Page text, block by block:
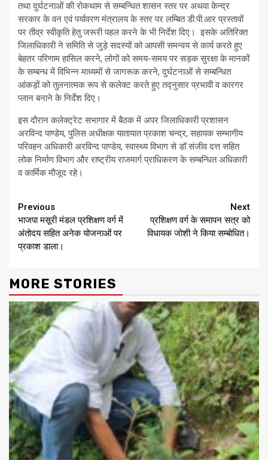
तथा दुर्घटनाओं की रोकथाम से सम्बन्धित शासन स्तर पर अथवा केन्द्र
सरकार के वन एवं पर्यावरण मंत्रालय के स्तर पर लम्बित डी.पी.आर प्रस्तावों
पर तीव्र स्वीकृति हेतु जरूरी पहल करने के भी निर्देश दिए। इसके अतिरिक्त
जिलाधिकारी ने समिति से जुड़े सदस्यों को आपसी समन्वय से कार्य करते हुए
बेहतर परिणाम हासिल करने, लोगों को समय-समय पर सड़क सुरक्षा के मानकों
के सम्बन्ध में विभिन्न माध्यमों से जागरूक करने, दुर्घटनाओं से सम्बन्धित
आंकड़ों को तुलनात्मक रूप से कलेक्ट करते हुए तद्नुसार प्रभावी व कारगर
प्लान बनाने के निर्देश दिए।
इस दौरान कलेक्ट्रेट सभागार में बैठक में अपर जिलाधिकारी प्रशासन
अरविन्द पाण्डेय, पुलिस अधीक्षक यातायात प्रकाश चन्द्र, सहायक सम्भागीय
परिवहन अधिकारी अरविन्द पाण्डेय, स्वास्थ्य विभाग से डॉ संजीव दत्त सहित
लोक निर्माण विभाग और राष्ट्रीय राजमार्ग प्राधिकरण के सम्बन्धित अधिकारी
व कार्मिक मौजूद रहे।
Continue
Reading
Previous
भाजपा मसूरी मंडल प्रशिक्षण वर्ग में
अंतोदय सहित अनेक योजनाओं पर
प्रकाश डाला।
Next
प्रशिक्षण वर्ग के समापन सत्र को
विधायक जोशी ने किया सम्बोधित।
MORE STORIES